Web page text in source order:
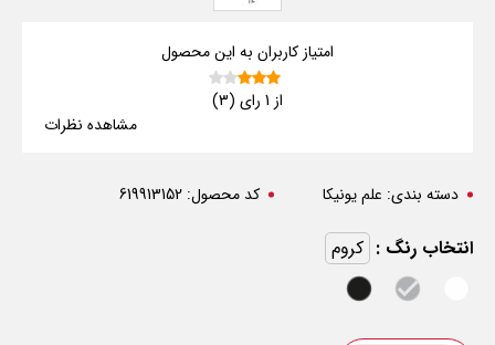
امتیاز کاربران به این محصول
از 1 رای (3)
مشاهده نظرات
دسته بندی: علم یونیکا کد محصول: 619913152
انتخاب رنگ : کروم